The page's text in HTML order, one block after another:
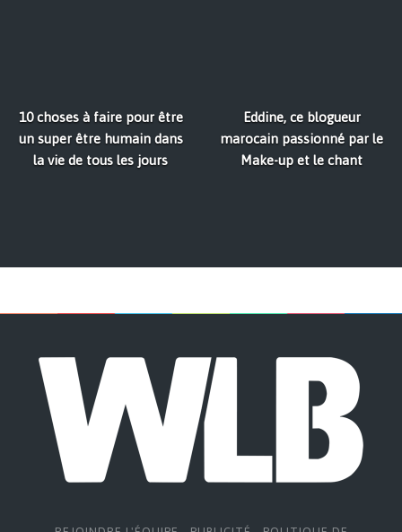
10 choses à faire pour être
un super être humain dans
la vie de tous les jours
Eddine, ce blogueur
marocain passionné par le
Make-up et le chant